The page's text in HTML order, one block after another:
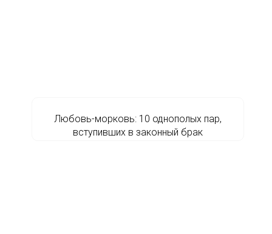
Любовь-морковь: 10 однополых пар,
вступивших в законный брак